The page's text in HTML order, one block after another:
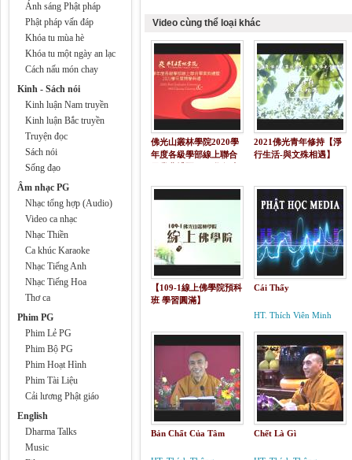
Ánh sáng Phật pháp
Phật pháp vấn đáp
Khóa tu mùa hè
Khóa tu một ngày an lạc
Cách nấu món chay
Kinh - Sách nói
Kinh luận Nam truyền
Kinh luận Bắc truyền
Truyện đọc
Sách nói
Sống đạo
Âm nhạc PG
Nhạc tổng hợp (Audio)
Video ca nhạc
Nhạc Thiền
Ca khúc Karaoke
Nhạc Tiếng Anh
Nhạc Tiếng Hoa
Thơ ca
Phim PG
Phim Lẻ PG
Phim Bộ PG
Phim Hoạt Hình
Phim Tài Liệu
Cải lương Phật giáo
English
Dharma Talks
Music
Video cùng thể loại khác
佛光山叢林學院2020學
年度各級學部線上聯合
2021佛光青年修持【淨
行生活-與文殊相遇】
【109-1線上佛學院預科
班 學習圓滿】
Cái Thấy
HT. Thích Viên Minh
Bản Chất Của Tâm Chết Là Gì